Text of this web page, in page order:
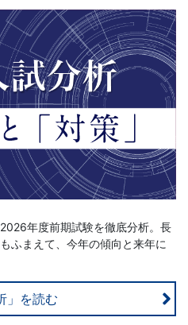
年度前期試験を徹底分析。長
ふまえて、今年の傾向と来年に
」を読む